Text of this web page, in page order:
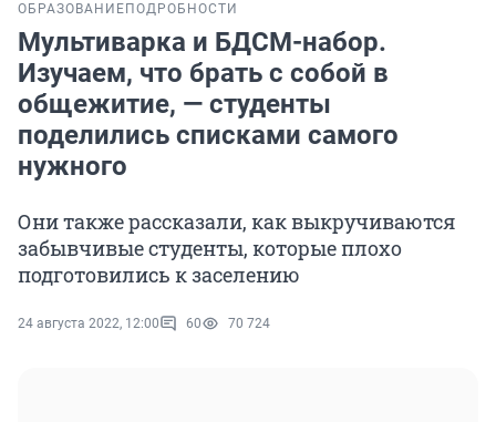
ОБРАЗОВАНИЕ ПОДРОБНОСТИ
Мультиварка и БДСМ-набор.
Изучаем, что брать с собой в
общежитие, — студенты
поделились списками самого
нужного
Они также рассказали, как выкручиваются
забывчивые студенты, которые плохо
подготовились к заселению
24 августа 2022, 12:00 60 70 724